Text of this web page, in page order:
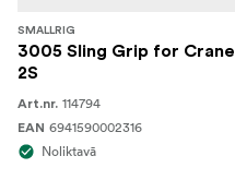
SMALLRIG
3005 Sling Grip for Crane
2S
Art.nr. 114794
EAN 6941590002316
Noliktavā